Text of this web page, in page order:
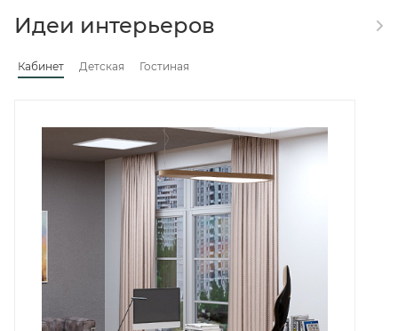
Идеи интерьеров
Кабинет Детская Гостиная